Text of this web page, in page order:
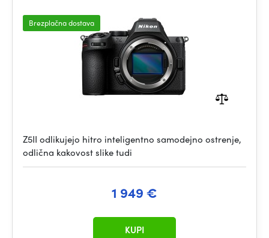
Brezplačna dostava
Z5II odlikujejo hitro inteligentno samodejno ostrenje,
odlična kakovost slike tudi
1 949 €
KUPI